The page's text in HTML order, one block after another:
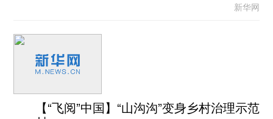
新华网
【“飞阅”中国】“山沟沟”变身乡村治理示范